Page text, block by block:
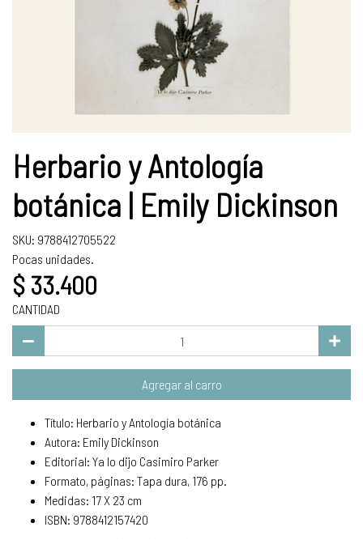
Herbario y Antología
botánica | Emily Dickinson
SKU: 9788412705522
Pocas unidades.
$ 33.400
CANTIDAD
Agregar al carro
Título: Herbario y Antología botánica
Autora: Emily Dickinson
Editorial: Ya lo dijo Casimiro Parker
Formato, páginas: Tapa dura, 176 pp.
Medidas: 17 X 23 cm
ISBN: 9788412157420